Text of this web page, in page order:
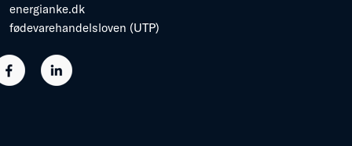
energianke.dk
fødevarehandelsloven (UTP)